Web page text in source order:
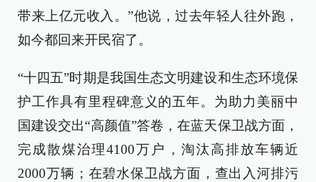
带来上亿元收入。”他说，过去年轻人往外跑，
如今都回来开民宿了。
“十四五”时期是我国生态文明建设和生态环境保
护工作具有里程碑意义的五年。为助力美丽中
国建设交出“高颜值”答卷，在蓝天保卫战方面，
完成散煤治理4100万户，淘汰高排放车辆近
2000万辆；在碧水保卫战方面，查出入河排污